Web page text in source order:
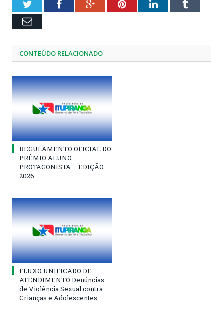
TwitterFacebookGoogle+PinterestLinkedInTumblr
Email
CONTEÚDO RELACIONADO
REGULAMENTO OFICIAL DO
PRÊMIO ALUNO
PROTAGONISTA – EDIÇÃO
2026
FLUXO UNIFICADO DE
ATENDIMENTO Denúncias
de Violência Sexual contra
Crianças e Adolescentes